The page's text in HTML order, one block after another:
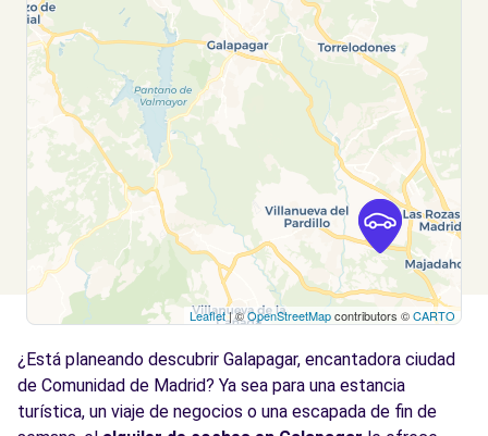
Las Rozas, 28232
Ver agencia
Free2move Rent - VIAN AS AUTOMOBILE
S.L. - Las Rozas (P)
13.3
km
Calle Cabo Rufino Lázaro
Las Rozas, 28232
Ver agencia
Leaflet| ©OpenStreetMapcontributors ©CARTO
¿Está planeando descubrir Galapagar, encantadora ciudad
de Comunidad de Madrid? Ya sea para una estancia
turística, un viaje de negocios o una escapada de fin de